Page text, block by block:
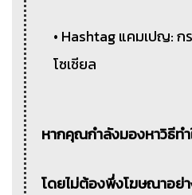
• Hashtag แคมเปญ:
โซเชียล
หากคุณกำลังมองหาวิธีท
โดยไม่ต้องพึ่งโฆษณาอย่า